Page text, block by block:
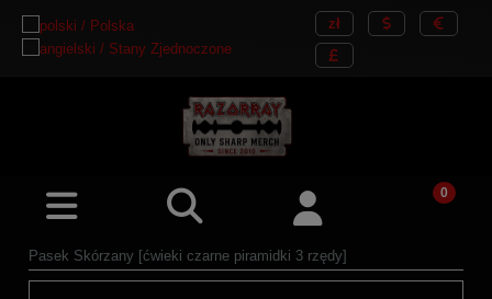
Pasek Skórzany [ćwieki czarne piramidki 3 rzędy]